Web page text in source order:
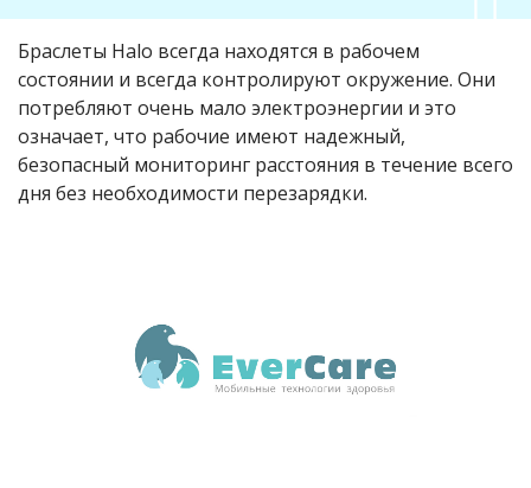
Браслеты Halo всегда находятся в рабочем
состоянии и всегда контролируют окружение. Они
потребляют очень мало электроэнергии и это
означает, что рабочие имеют надежный,
безопасный мониторинг расстояния в течение всего
дня без необходимости перезарядки.